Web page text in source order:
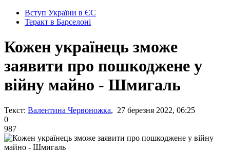
Вступ України в ЄС
Теракт в Барселоні
Кожен українець зможе
заявити про пошкоджене у
війну майно - Шмигаль
Текст: Валентина Червоножка, 27 березня 2022, 06:25
0
987